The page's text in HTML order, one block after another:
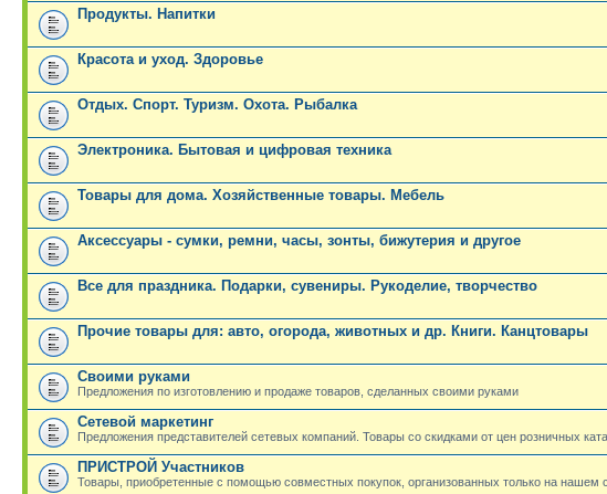
Продукты. Напитки
Красота и уход. Здоровье
Отдых. Спорт. Туризм. Охота. Рыбалка
Электроника. Бытовая и цифровая техника
Товары для дома. Хозяйственные товары. Мебель
Аксессуары - сумки, ремни, часы, зонты, бижутерия и другое
Все для праздника. Подарки, сувениры. Рукоделие, творчество
Прочие товары для: авто, огорода, животных и др. Книги. Канцтовары
Своими руками
Предложения по изготовлению и продаже товаров, сделанных своими руками
Сетевой маркетинг
Предложения представителей сетевых компаний. Товары со скидками от цен розничных
ПРИСТРОЙ Участников
Товары, приобретенные с помощью совместных покупок, организованных только на нашем